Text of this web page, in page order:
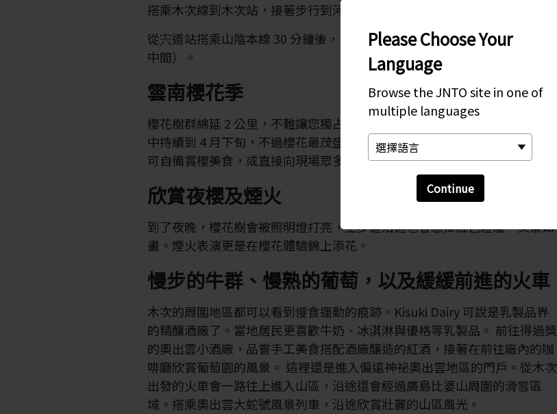
Please Choose Your
Language
Browse the JNTO site in one of
multiple languages
Continue
搭乘木次線到木次站，接著步行到河岸。
從宍道站搭乘山陰本線 30 分鐘後，就能抵達木次站（介於出雲站及松江站
中間）。
雲南櫻花季
櫻花樹群綿延 2 公里，不難讓您獨占一棵慢慢坐下欣賞。雲南櫻花季從 2 月
中持續到 4 月下旬，不過櫻花最茂盛的時間，要直到盛開幾週前才能預測。
可自備賞櫻美食，或直接向現場眾多食物攤位購買。
欣賞夜櫻及煙火
到了夜晚，櫻花樹會被照明燈打亮，主步道沿途也會懸掛紅色燈籠，美景如
畫。煙火表演更是在櫻花體驗錦上添花。
慢步的牛群、慢熟的葡萄，以及緩緩前進的火車
木次的周圍地區都可以看到慢食運動的痕跡。Kisuki Dairy 可說是乳製品界
的精釀酒廠了。當地居民更喜歡牛奶、冰淇淋與優格等乳製品。 前往得過獎
的奧出雲小酒廠，品嘗手工美食搭配酒廠釀造的紅酒，接著在前往廠內的咖
啡廳欣賞葡萄園的風景。 這裡還是進入偏遠神祕奧出雲地區的門戶。從木次
出發的火車會一路往上進入山區，沿途還會經過廣島比婆山周圍的滑雪區
域。搭乘奧出雲大蛇號風景列車，沿途欣賞壯麗的山區風光。